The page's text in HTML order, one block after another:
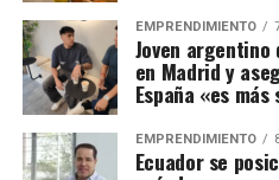
EMPRENDIMIENTO
Joven
en Madrid y
España «es
EMPRENDIMIENTO
Ecuador se